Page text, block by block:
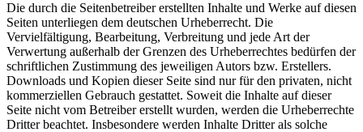
Die durch die Seitenbetreiber erstellten Inhalte und Werke auf diesen
Seiten unterliegen dem deutschen Urheberrecht. Die
Vervielfältigung, Bearbeitung, Verbreitung und jede Art der
Verwertung außerhalb der Grenzen des Urheberrechtes bedürfen der
schriftlichen Zustimmung des jeweiligen Autors bzw. Erstellers.
Downloads und Kopien dieser Seite sind nur für den privaten, nicht
kommerziellen Gebrauch gestattet. Soweit die Inhalte auf dieser
Seite nicht vom Betreiber erstellt wurden, werden die Urheberrechte
Dritter beachtet. Insbesondere werden Inhalte Dritter als solche